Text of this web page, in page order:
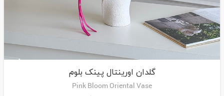
گلدان اورینتال پینک بلوم
Pink Bloom Oriental Vase